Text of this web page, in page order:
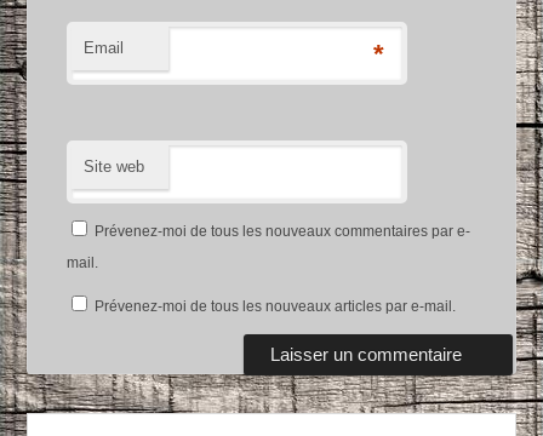
Email *
Site web
Prévenez-moi de tous les nouveaux commentaires par e-
mail.
Prévenez-moi de tous les nouveaux articles par e-mail.